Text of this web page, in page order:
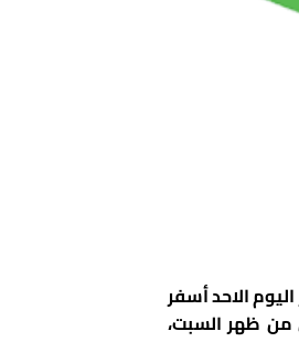
الاحد أسفر
من ظهر السبت،